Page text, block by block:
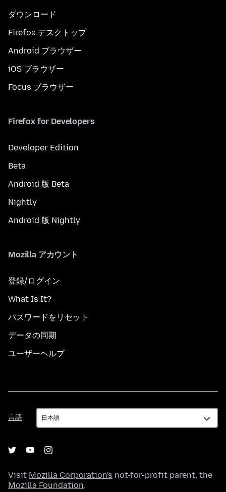
ダウンロード
Firefox デスクトップ
Android ブラウザー
iOS ブラウザー
Focus ブラウザー
Firefox for Developers
Developer Edition
Beta
Android 版 Beta
Nightly
Android 版 Nightly
Mozilla アカウント
登録/ログイン
What Is It?
パスワードをリセット
データの同期
ユーザーヘルプ
言語
言
語
Visit Mozilla Corporation's not-for-profit parent, the
Mozilla Foundation.